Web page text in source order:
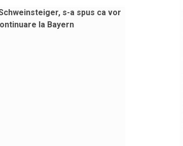
s-a spus ca vor
la Bayern